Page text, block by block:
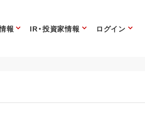
報 IR・投資家情報 ログイン